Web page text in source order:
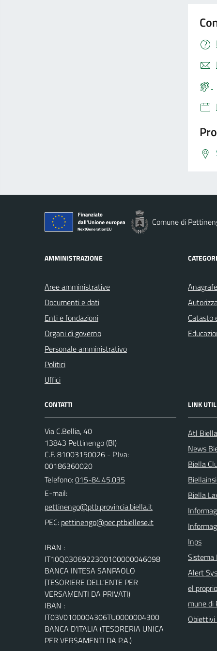
Comune di
AMMINISTRAZIONE
Aree amministrative
Documenti e dati
Enti e fondazioni
Organi di governo
Personale amministrativo
Politici
Uffici
Catasto
CONTATTI
Via C.Bellia, 40
13843 Pettinengo (BI)
C.F. 81003150026 - P.Iva:
00186360020
Telefono:015-84.45.035
E-mail:
PEC:
IBAN :
IT10Q0306922300100000046098
BANCA INTESA SANPAOLO
(TESORIERE DELL'ENTE PER
VERSAMENTI DA PRIVATI)
IBAN :
IT03V0100004306TU0000004300
BANCA D'ITALIA (TESORERIA UNICA
PER VERSAMENTI DA P.A.)
LINK
Atl Biella
News
Biella
Biella
Inps
Sistema
Alert
el
mune di
Obiettivi